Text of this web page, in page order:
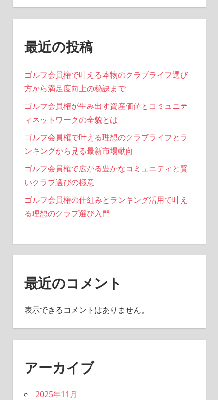
最近の投稿
ゴルフ会員権で叶える本物のクラブライフ選び
方から満足度向上の秘訣まで
ゴルフ会員権が生み出す資産価値とコミュニテ
ィネットワークの全貌とは
ゴルフ会員権で叶える理想のクラブライフとラ
ンキングから見る最新市場動向
ゴルフ会員権で広がる豊かなコミュニティと賢
いクラブ選びの極意
ゴルフ会員権の仕組みとランキング活用で叶え
る理想のクラブ選び入門
最近のコメント
表示できるコメントはありません。
アーカイブ
2025年11月